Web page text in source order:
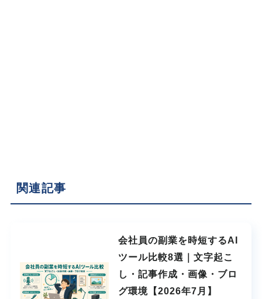
関連記事
会社員の副業を時短するAI
ツール比較8選｜文字起こ
し・記事作成・画像・ブロ
グ環境【2026年7月】